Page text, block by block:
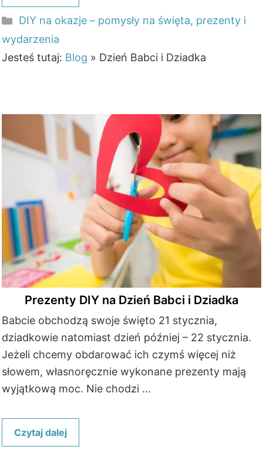
Kategorie
DIY na okazje – pomysły na święta, prezenty i
wydarzenia
Jesteś tutaj: Blog » Dzień Babci i Dziadka
Prezenty DIY na Dzień Babci i Dziadka
Babcie obchodzą swoje święto 21 stycznia,
dziadkowie natomiast dzień później – 22 stycznia.
Jeżeli chcemy obdarować ich czymś więcej niż
słowem, własnoręcznie wykonane prezenty mają
wyjątkową moc. Nie chodzi …
Czytaj dalej